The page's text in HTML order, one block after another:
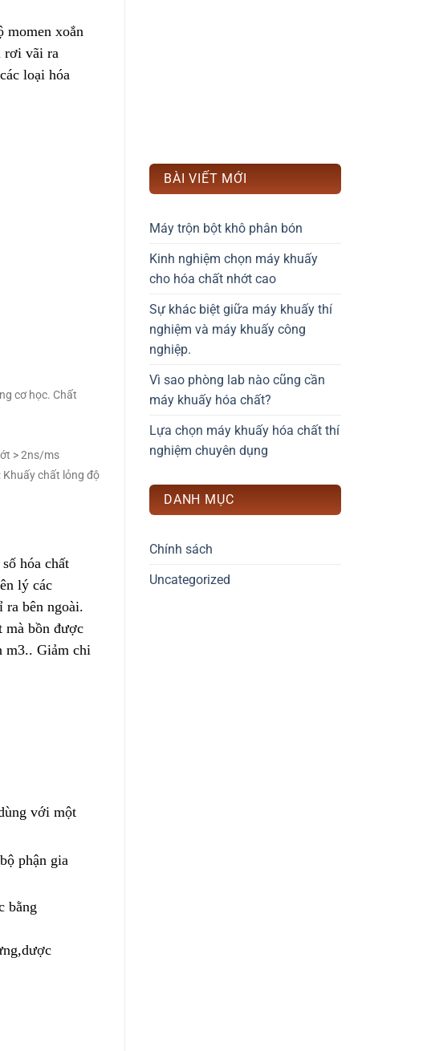
momen xoắn
rơi vãi ra
loại hóa
cơ học. Chất
> 2ns/ms
chất lỏng độ
hóa chất
lý các
ra bên ngoài.
mà bồn được
m3.. Giảm chi
với một
phận gia
bằng
BÀI VIẾT MỚI
Máy trộn bột khô phân bón
Kinh nghiệm chọn máy khuấy
cho hóa chất nhớt cao
Sự khác biệt giữa máy khuấy thí
nghiệm và máy khuấy công
nghiệp.
Vì sao phòng lab nào cũng cần
máy khuấy hóa chất?
Lựa chọn máy khuấy hóa chất thí
nghiệm chuyên dụng
DANH MỤC
Chính sách
Uncategorized